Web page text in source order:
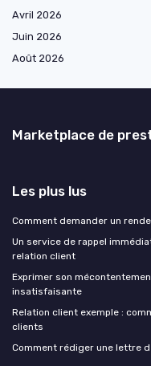
Avril 2026
Juin 2026
Août 2026
Marketplace de
Les plus lus
Comment demander un
Un service de rappel
relation client
Exprimer son
insatisfaisante
Relation client exemple :
clients
Comment rédiger une lettre